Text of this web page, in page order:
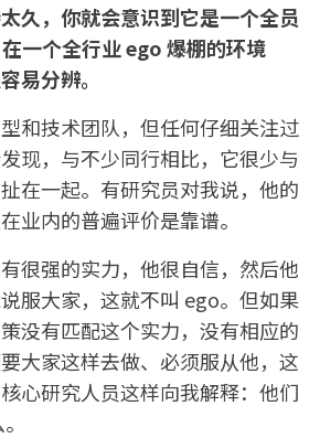
久，你就会意识到它是一个全员
一个全行业 ego 爆棚的环境
易分辨。
和技术团队，但任何仔细关注过
现，与不少同行相比，它很少与
在一起。有研究员对我说，他的
业内的普遍评价是靠谱。
很强的实力，他很自信，然后他
服大家，这就不叫 ego。但如果
没有匹配这个实力，没有相应的
大家这样去做、必须服从他，这
心研究人员这样向我解释：他们